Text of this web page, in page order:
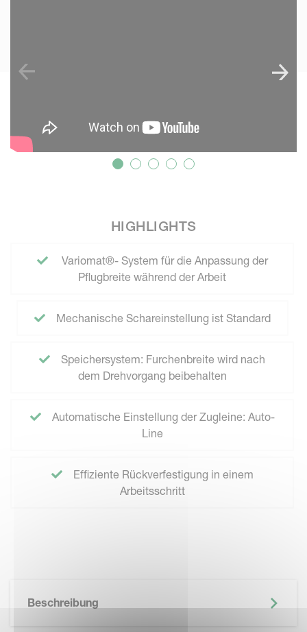
HIGHLIGHTS
Variomat®- System für die Anpassung der
Pflugbreite während der Arbeit
Mechanische Schareinstellung ist Standard
Speichersystem: Furchenbreite wird nach
dem Drehvorgang beibehalten
Automatische Einstellung der Zugleine: Auto-
Line
Effiziente Rückverfestigung in einem
Arbeitsschritt
Beschreibung